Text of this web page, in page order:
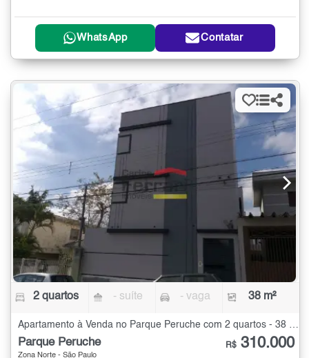
WhatsApp Contatar
2 quartos - suíte - vaga 38 m²
Parque Peruche
Zona Norte - São Paulo
R$ 310.000